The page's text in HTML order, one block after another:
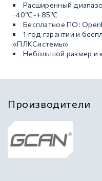
Расширенный
-40℃~+85℃
Бесплатное ПО:
1 год гарантии и
«ПЛКСистемы»
Небольшой размер и
Производители